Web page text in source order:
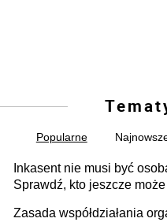
Popularne
Inkasent nie musi być
Sprawdź, kto jeszcze
Zasada współdziałania